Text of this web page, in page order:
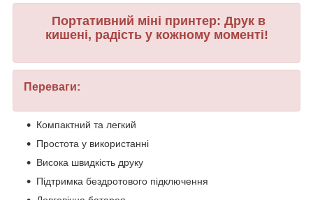
Портативний міні принтер: Друк в
кишені, радість у кожному моменті!
Переваги:
Компактний та легкий
Простота у використанні
Висока швидкість друку
Підтримка бездротового підключення